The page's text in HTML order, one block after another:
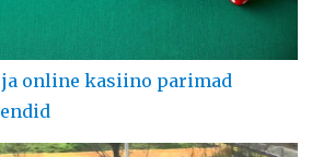
online kasiino parimad